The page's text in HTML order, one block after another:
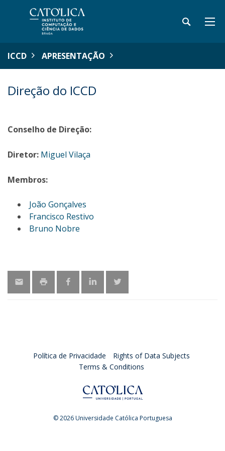
ICCD APRESENTAÇÃO
Direção do ICCD
Conselho de Direção:
Diretor: Miguel Vilaça
Membros:
João Gonçalves
Francisco Restivo
Bruno Nobre
Política de Privacidade
Rights of Data Subjects
Terms & Conditions
© 2026 Universidade Católica Portuguesa